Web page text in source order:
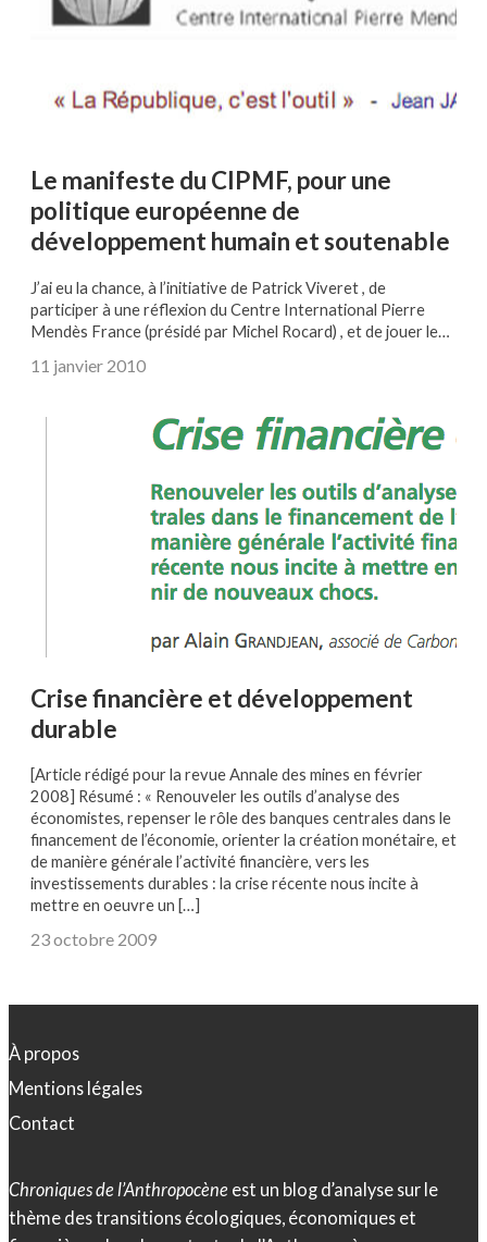
Le manifeste du CIPMF, pour une
politique européenne de
développement humain et soutenable
J’ai eu la chance, à l’initiative de Patrick Viveret , de
participer à une réflexion du Centre International Pierre
Mendès France (présidé par Michel Rocard) , et de jouer le…
11 janvier 2010
Crise financière et développement
durable
[Article rédigé pour la revue Annale des mines en février
2008] Résumé : « Renouveler les outils d’analyse des
économistes, repenser le rôle des banques centrales dans le
financement de l’économie, orienter la création monétaire, et
de manière générale l’activité financière, vers les
investissements durables : la crise récente nous incite à
mettre en oeuvre un […]
23 octobre 2009
À propos
Mentions légales
Contact
Chroniques de l’Anthropocène est un blog d’analyse sur le
thème des transitions écologiques, économiques et